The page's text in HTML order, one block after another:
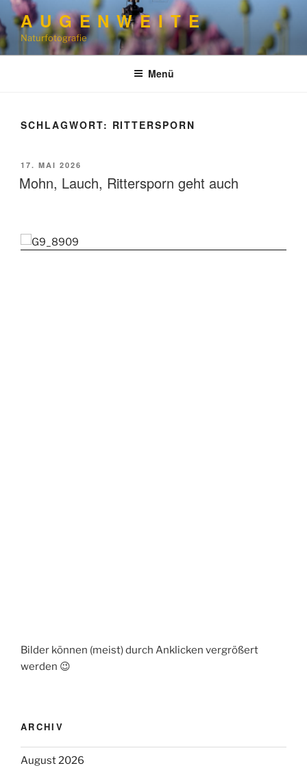
Zum
Inhalt
springen
A U G E N W E I T E
Naturfotografie
Menü
SCHLAGWORT: RITTERSPORN
VERÖFFENTLICHT
AM
17. MAI 2026
Mohn, Lauch, Rittersporn geht auch
Bilder können (meist) durch Anklicken vergrößert
werden 😉
ARCHIV
August 2026